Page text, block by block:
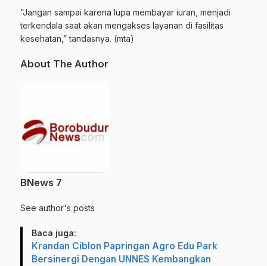
”Jangan sampai karena lupa membayar iuran, menjadi
terkendala saat akan mengakses layanan di fasilitas
kesehatan,” tandasnya. (mta)
About The Author
BNews 7
See author's posts
Baca juga:
Krandan Ciblon Papringan Agro Edu Park
Bersinergi Dengan UNNES Kembangkan